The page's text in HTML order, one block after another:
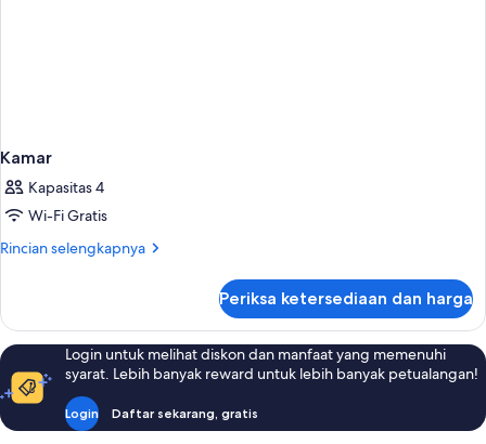
Kamar
Kapasitas 4
Wi-Fi Gratis
Rincian selengkapnya
Rincian
Kamar
Periksa ketersediaan dan harga
Login untuk melihat diskon dan manfaat yang memenuhi
syarat. Lebih banyak reward untuk lebih banyak petualangan!
Login Daftar sekarang, gratis